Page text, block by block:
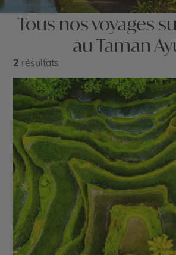
Tous nos voyages
au Taman
2 résultats